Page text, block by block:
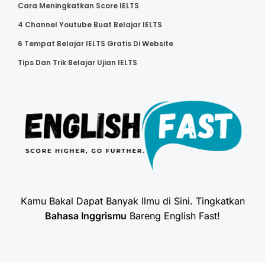
Cara Meningkatkan Score IELTS
4 Channel Youtube Buat Belajar IELTS
6 Tempat Belajar IELTS Gratis Di Website
Tips Dan Trik Belajar Ujian IELTS
Kamu Bakal Dapat Banyak Ilmu di Sini. Tingkatkan
Bahasa Inggrismu Bareng English Fast!